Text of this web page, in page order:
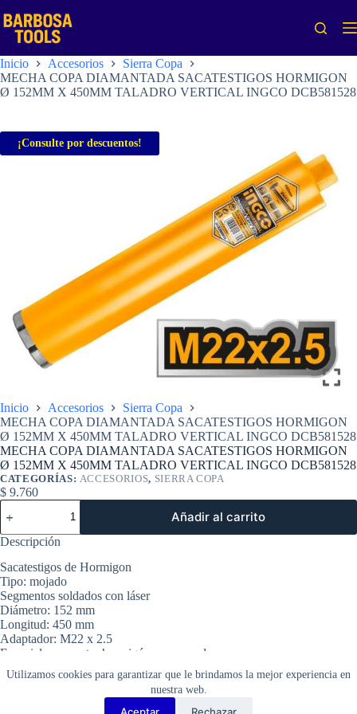
al
contenido
Utilizamos cookies para garantizar que le brindamos la mejor experiencia en
nuestra web.
Aceptar Rechazar
Inicio Accesorios
Sierra Copa
MECHA COPA DIAMANTADA SACATESTIGOS HORMIGON
Ø 152MM X 450MM TALADRO VERTICAL INGCO DCB581528
¡Consulte por descuentos!
Inicio Accesorios
Sierra Copa
MECHA COPA DIAMANTADA SACATESTIGOS HORMIGON
Ø 152MM X 450MM TALADRO VERTICAL INGCO DCB581528
MECHA COPA DIAMANTADA SACATESTIGOS HORMIGON
Ø 152MM X 450MM TALADRO VERTICAL INGCO DCB581528
CATEGORÍAS: ACCESORIOS, SIERRA COPA
$ 9.760
MECHA
COPA
DIAMANTADA
SACATESTIGOS
Ø
152MM
X
450MM
TALADRO
VERTICAL
INGCO
DCB581528
cantidad
Añadir al carrito
Descripción
Sacatestigos de Hormigon
Tipo: mojado
Segmentos soldados con láser
Diámetro: 152 mm
Longitud: 450 mm
Adaptador: M22 x 2.5
Especial para cortar hormigón con armaduras
Adecuado para DDM13501, DDM28001 y DDM38001
Embalado por caja de cartón